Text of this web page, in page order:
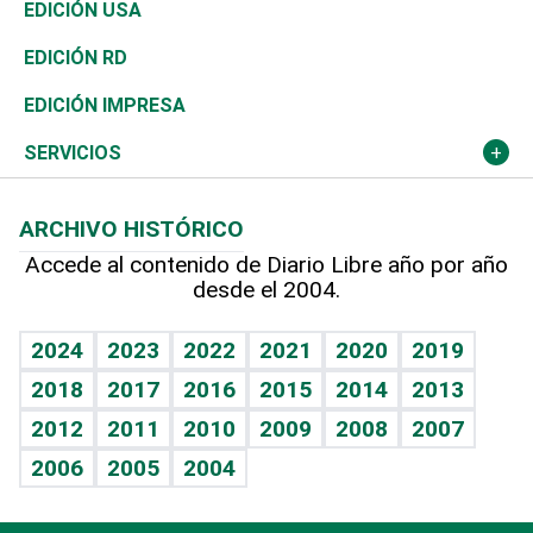
Ocenanía
Caribe
Resto del mundo
Telecom.
Global y variable
Economía personal
Buena Vida
Sociales
Novedades
Podcast Arte Libre
Hablando con el pediatra
Vida y familia
Eñe
Celebrando la vida
Sin complejos
Ciclismo
Tenis
Olimpismo
Más deportes
Línea de hit
TBT Deportivo
En Directo
El Espía
Noticiero Poteleche
Columnistas
Más firmas
Tecnología
Historia
Martes de tecnología
Cambio climático
Economía
Revista
Deportes
Opinión
Hecho en casa
Guía del dinero
EDICIÓN USA
EDICIÓN RD
EDICIÓN IMPRESA
SERVICIOS
Cumpleaños
Horóscopos
Crucigramas
ARCHIVO HISTÓRICO
Accede al contenido de Diario Libre año por año
desde el 2004.
2024 2023 2022 2021 2020
2019
2018
2017 2016 2015 2014
2013
2012
2011 2010 2009 2008
2007
2006
2005 2004